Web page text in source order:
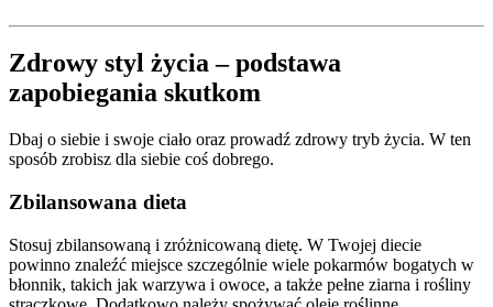
Zdrowy styl życia – podstawa
zapobiegania skutkom
Dbaj o siebie i swoje ciało oraz prowadź zdrowy tryb życia. W ten
sposób zrobisz dla siebie coś dobrego.
Zbilansowana dieta
Stosuj zbilansowaną i zróżnicowaną dietę. W Twojej diecie
powinno znaleźć miejsce szczególnie wiele pokarmów bogatych w
błonnik, takich jak warzywa i owoce, a także pełne ziarna i rośliny